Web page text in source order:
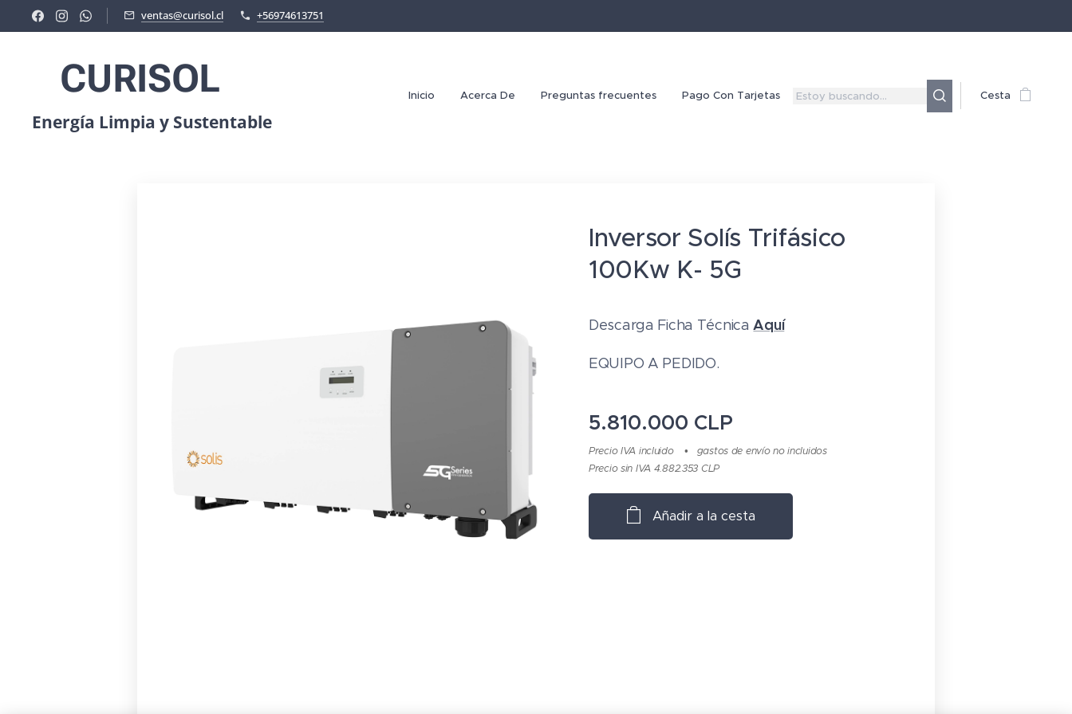
ventas@curisol.cl +56974613751
CURISOL
Energía Limpia y Sustentable
Inicio Acerca De Preguntas frecuentes Pago Con Tarjetas Cesta
Inversor Solís Trifásico
100Kw K- 5G
Descarga Ficha TécnicaAquí
EQUIPO A PEDIDO.
5.810.000 CLP
Precio IVA incluido
gastos de envío no incluidos
Precio sin IVA 4.882.353 CLP
Añadir a la cesta